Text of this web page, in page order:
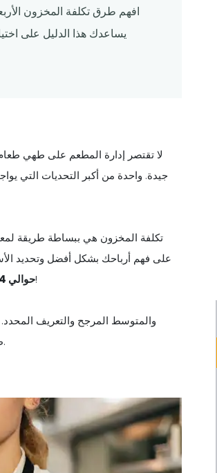
افهم طرق تكلفة المخزون
يساعدك هذا الدليل على
لا تقتصر إدارة المطعم على طهي
جيدة. واحدة من أكبر التحديات التي
تكلفة المخزون هي ببساطة طريقة
على فهم أرباحك بشكل أفضل وتحديد
حوالي 4٪ إلى 10٪ من إيراداتها بسبب هدر الطعام وسوء إدارة المخزون.هذه ضربة كبيرة لأرباحك!
طريقة بتقييم مخزونك بشكل مختلف، ويمكن أن يغير ذلك طريقة رؤيتك لأرباحك ونفقاتك.